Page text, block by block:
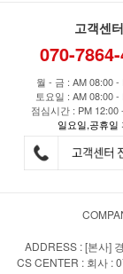
고객센터
070-
월 - 금 : AM 08:00 -
토요일 : AM 08:00 -
점심시간 : PM 12:00
일요일,공휴일
ADDRESS : [본사]
CS CENTER : 회사 :